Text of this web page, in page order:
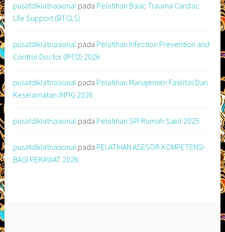
pusatdiklatnasional pada Pelatihan Basic Trauma Cardiac
Life Support (BTCLS)
pusatdiklatnasional pada Pelatihan Infection Prevention and
Control Doctor (IPCD) 2026
pusatdiklatnasional pada Pelatihan Manajemen Fasilitas Dan
Keselamatan (MFK) 2026
pusatdiklatnasional pada Pelatihan SPI Rumah Sakit 2025
pusatdiklatnasional pada PELATIHAN ASESOR KOMPETENSI
BAGI PERAWAT 2026